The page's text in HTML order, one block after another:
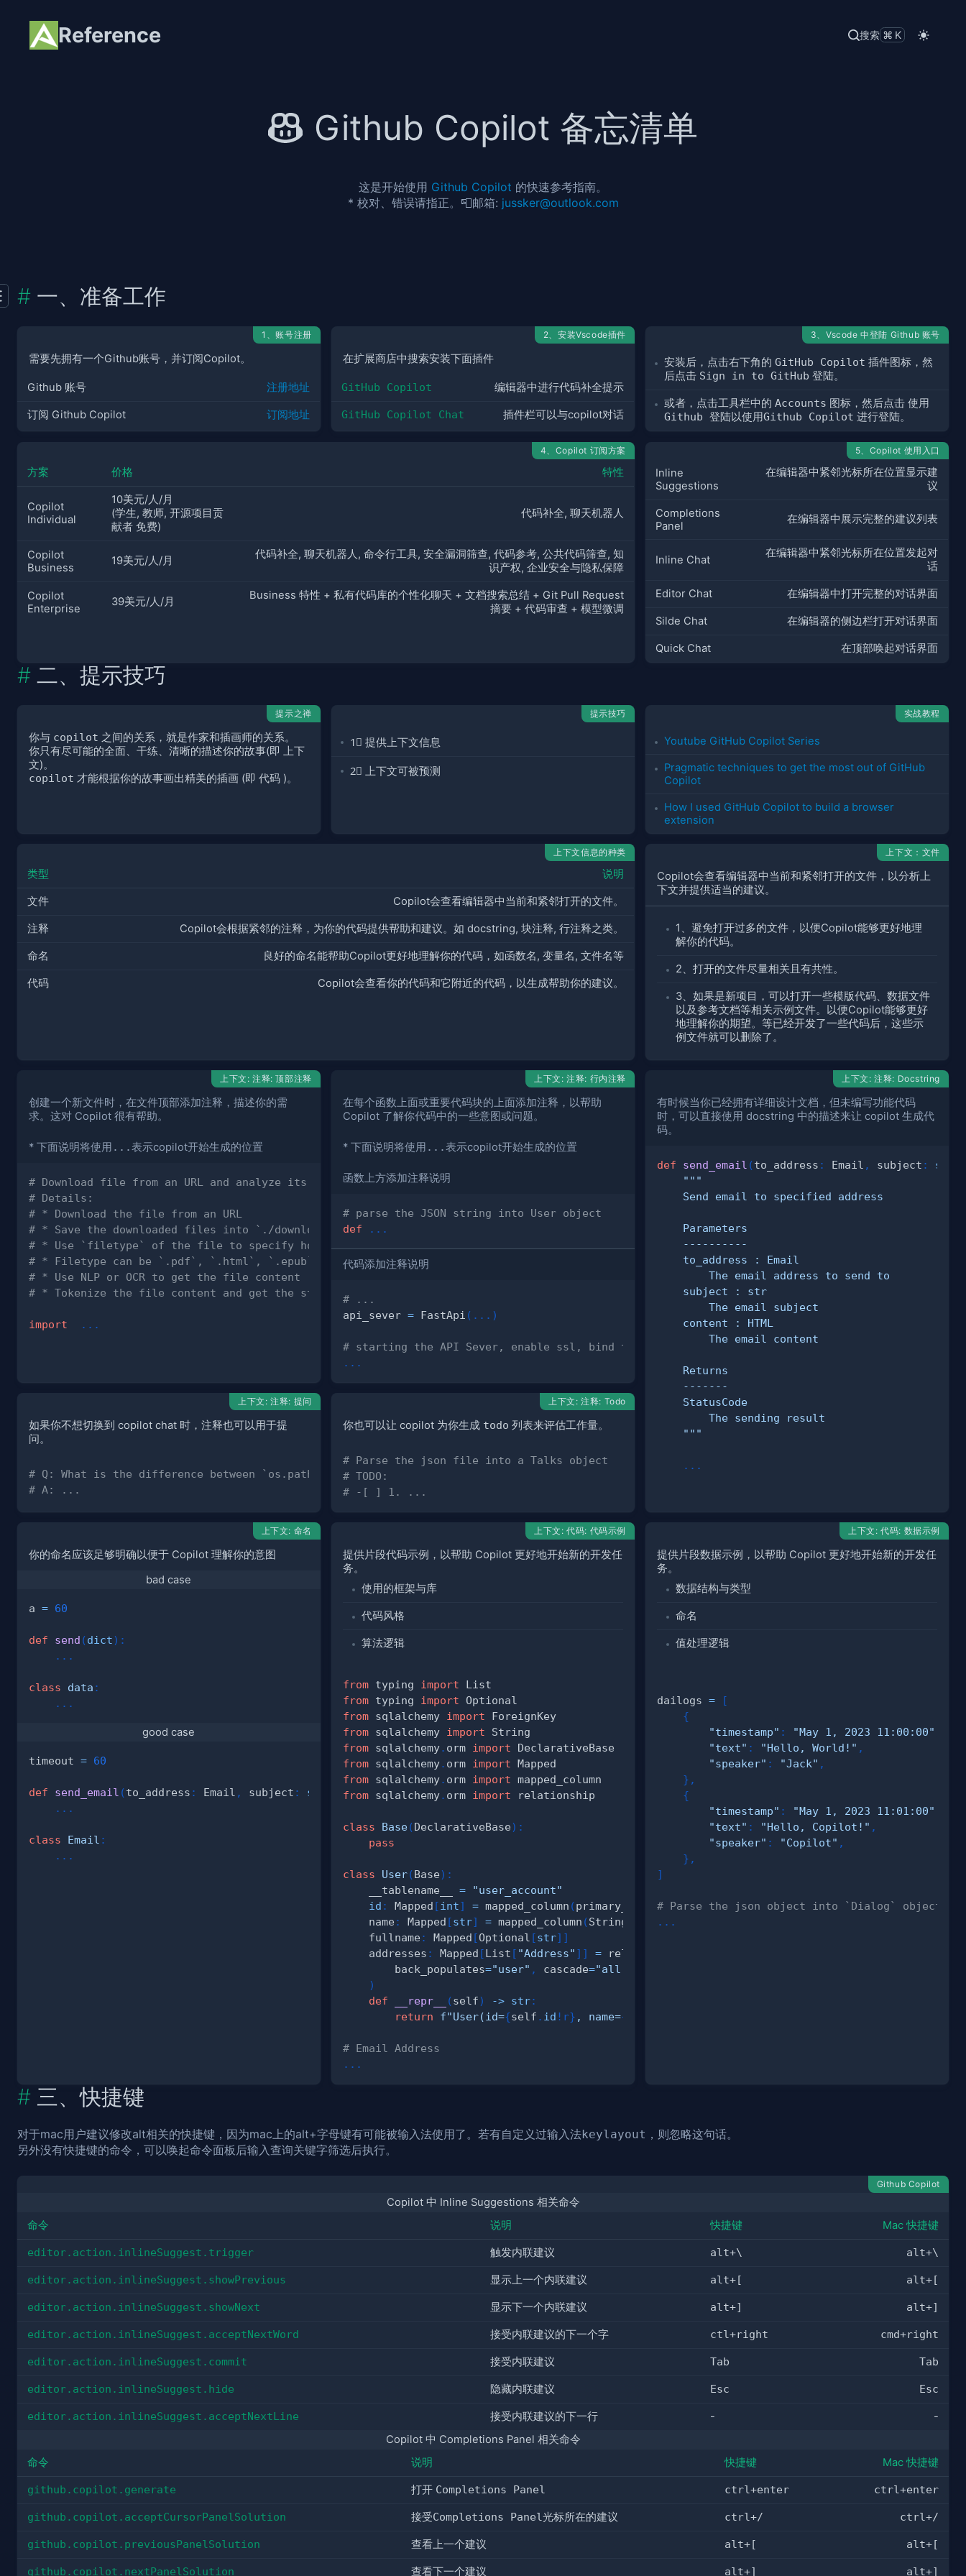
Reference 搜索 ⌘K
Github Copilot 备忘清单
这是开始使用 Github Copilot 的快速参考指南。
* 校对、错误请指正。📮邮箱: jussker@outlook.com
一、准备工作
1、账号注册
需要先拥有一个Github账号，并订阅Copilot。
Github 账号 注册地址
订阅 Github Copilot 订阅地址
2、安装Vscode插件
在扩展商店中搜索安装下面插件
GitHub Copilot 编辑器中进行代码补全提示
GitHub Copilot Chat 插件栏可以与copilot对话
3、Vscode 中登陆 Github 账号
安装后，点击右下角的GitHub Copilot 插件图标，然
后点击 Sign in to GitHub 登陆。
或者，点击工具栏中的Accounts 图标，然后点击使用
Github 登陆以使用Github Copilot 进行登陆。
4、Copilot 订阅方案
方案 价格 特性
Copilot
Individual
10美元/人/月
(学生, 教师, 开源项目贡
献者 免费)
代码补全, 聊天机器人
Copilot
Business
19美元/人/月
代码补全, 聊天机器人, 命令行工具, 安全漏洞筛查, 代码参考, 公共代码筛查, 知
识产权, 企业安全与隐私保障
Copilot
Enterprise
39美元/人/月
Business 特性 + 私有代码库的个性化聊天 + 文档搜索总结 + Git Pull Request
摘要 + 代码审查 + 模型微调
5、Copilot 使用入口
Inline
Suggestions
在编辑器中紧邻光标所在位置显示建
议
Completions
Panel
在编辑器中展示完整的建议列表
Inline Chat
在编辑器中紧邻光标所在位置发起对
话
Editor Chat 在编辑器中打开完整的对话界面
Silde Chat 在编辑器的侧边栏打开对话界面
Quick Chat 在顶部唤起对话界面
二、提示技巧
提示之禅
你与 copilot 之间的关系，就是作家和插画师的关系。
你只有尽可能的全面、干练、清晰的描述你的故事(即
上下
文)。
copilot 才能根据你的故事画出精美的插画 (即 代码 )。
提示技巧
1⃣️ 提供上下文信息
2⃣️ 上下文可被预测
实战教程
Youtube GitHub Copilot Series
Pragmatic techniques to get the most out of GitHub
Copilot
How I used GitHub Copilot to build a browser
extension
上下文信息的种类
类型 说明
文件 Copilot会查看编辑器中当前和紧邻打开的文件。
注释 Copilot会根据紧邻的注释，为你的代码提供帮助和建议。如 docstring, 块注释, 行注释之类。
命名 良好的命名能帮助Copilot更好地理解你的代码，如函数名, 变量名, 文件名等
代码 Copilot会查看你的代码和它附近的代码，以生成帮助你的建议。
上下文：文件
Copilot会查看编辑器中当前和紧邻打开的文件，以分析上
下文并提供适当的建议。
1、避免打开过多的文件，以便Copilot能够更好地理
解你的代码。
2、打开的文件尽量相关且有共性。
3、如果是新项目，可以打开一些模版代码、数据文件
以及参考文档等相关示例文件。以便Copilot能够更好
地理解你的期望。等已经开发了一些代码后，这些示
例文件就可以删除了。
上下文: 注释: 顶部注释
创建一个新文件时，在文件顶部添加注释，描述你的需
求。这对 Copilot 很有帮助。
* 下面说明将使用 ...表示copilot开始生成的位置
# Download file from an URL and analyze its content
# Details:
# * Download the file from an URL
# * Save the downloaded files into `./download` folder
# * Use `filetype` of the file to specify how to parse
# * Filetype can be `.pdf`, `.html`, `.epub`, `.md` and `.txt`
# * Use NLP or OCR to get the file content
# * Tokenize the file content and get the statistics result
import . . .
上下文: 注释: 行内注释
在每个函数上面或重要代码块的上面添加注释，以帮助
Copilot 了解你代码中的一些意图或问题。
* 下面说明将使用 ...表示copilot开始生成的位置
函数上方添加注释说明
# parse the JSON string into User object
def
. . .
代码添加注释说明
# ...
api_sever = FastApi ( . . . )
# starting the API Sever, enable ssl, bind to 8443 port
. . .
上下文: 注释: Docstring
有时候当你已经拥有详细设计文档，但未编写功能代码
时，可以直接使用 docstring 中的描述来让 copilot 生成代
码。
def send_email (to_address : Email , subject : str
    """
. . .
上下文: 注释: 提问
如果你不想切换到 copilot chat 时，注释也可以用于提
问。
# Q: What is the difference between `os.path.join` and `pathlib.PurePath`?
# A: ...
上下文: 注释: Todo
你也可以让 copilot 为你生成 todo 列表来评估工作量。
# Parse the json file into a Talks object
# TODO:
# -[ ] 1. ...
上下文: 命名
你的命名应该足够明确以便于 Copilot 理解你的意图
bad case
a = 60
def send (dict) :
. . .
class data :
. . .
good case
timeout = 60
def send_email (to_address : Email , subject : str content: HTML): -> StatusCode:
. . .
class Email :
. . .
上下文: 代码: 代码示例
提供片段代码示例，以帮助 Copilot 更好地开始新的开发任
务。
使用的框架与库
代码风格
算法逻辑
from typing import
from typing import
from sqlalchemy import
from sqlalchemy import
from sqlalchemy. orm import
from sqlalchemy. orm import
from sqlalchemy. orm import
from sqlalchemy. orm import
class Base(DeclarativeBase) :
pass
class User(Base) :
    __tablename__
=
"user_account"
id : Mapped [int] = mapped_column (primary_key True)
    name
: Mapped [str] = mapped_column (String
)
    fullname
: Mapped [Optional [str] ]
    addresses
: Mapped [List [ "Address" ] ] = relationship
        back_populates
="user" , cascade="all, delete-orphan"
)
def
__repr__ (self) -> str:
return
f"User(id={self . id !r} , name={
# Email Address
. . .
上下文: 代码: 数据示例
提供片段数据示例，以帮助 Copilot 更好地开始新的开发任
务。
数据结构与类型
命名
值处理逻辑
dailogs =
[
{
"timestamp" : "May 1, 2023 11:00:00"
"text" : "Hello, World!" ,
"speaker" : "Jack" ,
} ,
{
"timestamp" : "May 1, 2023 11:01:00"
"text" : "Hello, Copilot!" ,
"speaker" : "Copilot" ,
} ,
]
# Parse the json object into `Dialog` object
. . .
三、快捷键
对于mac用户建议修改alt相关的快捷键，因为mac上的alt+字母键有可能被输入法使用了。若有自定义过输入法keylayout ，则忽略这句话。
另外没有快捷键的命令，可以唤起命令面板 后输入查询关键字筛选后执行。
Github Copilot
Copilot 中 Inline Suggestions 相关命令
命令
说明 快捷键 Mac 快捷键
editor.action.inlineSuggest.trigger 触发内联建议 alt+\ alt+\
editor.action.inlineSuggest.showPrevious 显示上一个内联建议 alt+[ alt+[
editor.action.inlineSuggest.showNext 显示下一个内联建议 alt+] alt+]
editor.action.inlineSuggest.acceptNextWord 接受内联建议的下一个字 ctl+right cmd+right
editor.action.inlineSuggest.commit 接受内联建议 Tab Tab
editor.action.inlineSuggest.hide 隐藏内联建议 Esc Esc
editor.action.inlineSuggest.acceptNextLine 接受内联建议的下一行 -
-
Copilot 中 Completions Panel 相关命令
命令
说明 快捷键 Mac 快捷键
github.copilot.generate 打开 Completions Panel ctrl+enter ctrl+enter
github.copilot.acceptCursorPanelSolution 接受Completions Panel光标所在的建议 ctrl+/ ctrl+/
github.copilot.previousPanelSolution 查看上一个建议 alt+[ alt+[
github.copilot.nextPanelSolution 查看下一个建议 alt+] alt+]